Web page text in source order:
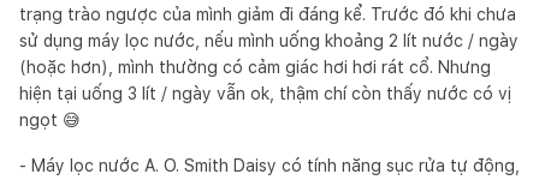
trạng trào ngược của mình giảm đi đáng kể. Trước đó khi chưa
sử dụng máy lọc nước, nếu mình uống khoảng 2 lít nước / ngày
(hoặc hơn), mình thường có cảm giác hơi hơi rát cổ. Nhưng
hiện tại uống 3 lít / ngày vẫn ok, thậm chí còn thấy nước có vị
ngọt 😅
- Máy lọc nước A. O. Smith Daisy có tính năng sục rửa tự động,